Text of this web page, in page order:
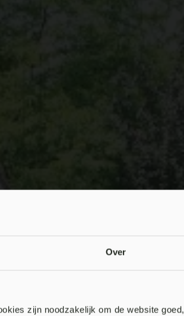
Over
zijn noodzakelijk om de website goed,